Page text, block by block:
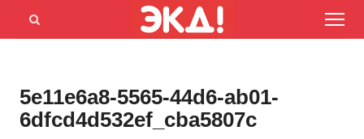
Menu
Открыть
5e11e6a8-5565-44d6-ab01-
6dfcd4d532ef_cba5807c